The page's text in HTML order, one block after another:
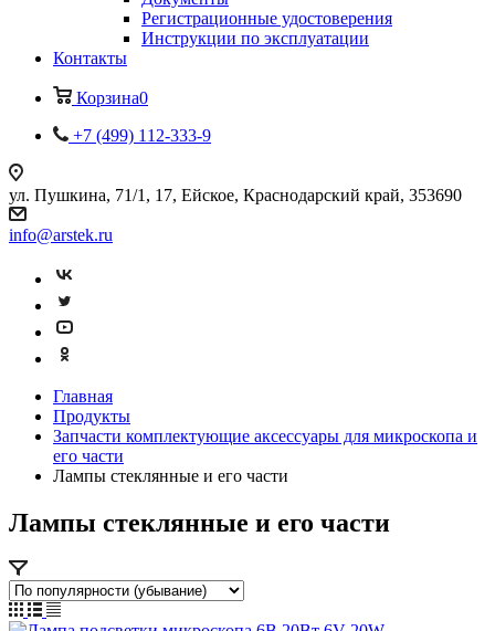
Регистрационные удостоверения
Инструкции по эксплуатации
Контакты
Корзина0
+7 (499) 112-333-9
ул. Пушкина, 71/1, 17, Ейское, Краснодарский край, 353690
info@arstek.ru
Главная
Продукты
Запчасти комплектующие аксессуары для микроскопа и
его части
Лампы стеклянные и его части
Лампы стеклянные и его части